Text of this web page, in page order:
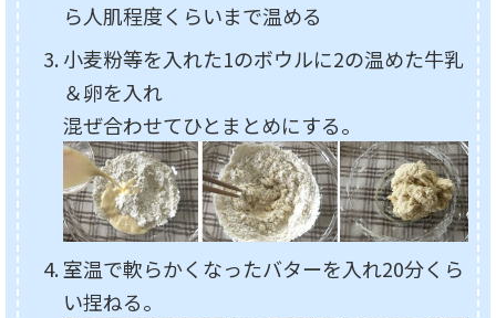
ら人肌程度くらいまで温める
小麦粉等を入れた1のボウルに2の温めた牛乳
＆卵を入れ
混ぜ合わせてひとまとめにする。
室温で軟らかくなったバターを入れ20分くら
い捏ねる。